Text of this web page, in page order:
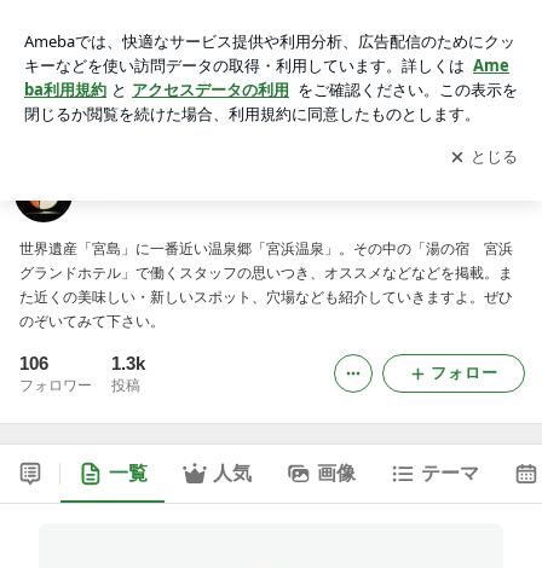
アプリをダウンロードして ブログの更新通知
を受け取りまし
ょう。
開く
世界遺産「宮島」に一番近い温泉郷「宮浜温泉」。その中の「湯の宿 宮浜
グランドホテル」で働くスタッフの思いつき、オススメなどなどを掲載。ま
た近くの美味しい・新しいスポット、穴場なども紹介していきますよ。ぜひ
のぞいてみて下さい。
106
フォロワー
1.3k
投稿
フォロー
一覧 人気 画像 テーマ